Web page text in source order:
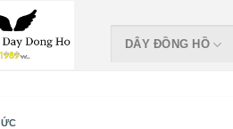
DÂY ĐỒNG HỒ